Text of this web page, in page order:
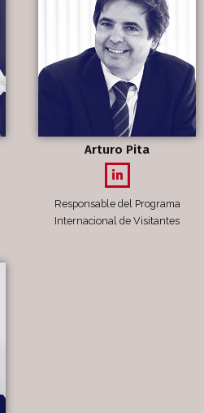
Arturo Pita
Responsable del Programa
Internacional de Visitantes